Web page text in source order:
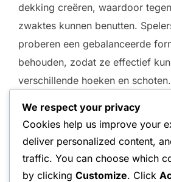
dekking creëren, waardoor
zwaktes kunnen benutten.
proberen een gebalanceerde
behouden, zodat ze effectief
verschillende hoeken en schoten.
Verhoogde frustratie
Constant schoten missen of de
kan leiden tot verhoogde
We respect your privacy
Cookies help us improve your
deliver personalized content,
traffic. You can choose which
by clicking Customize. Click